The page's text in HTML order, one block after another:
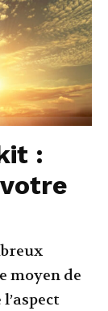
:
moyen de